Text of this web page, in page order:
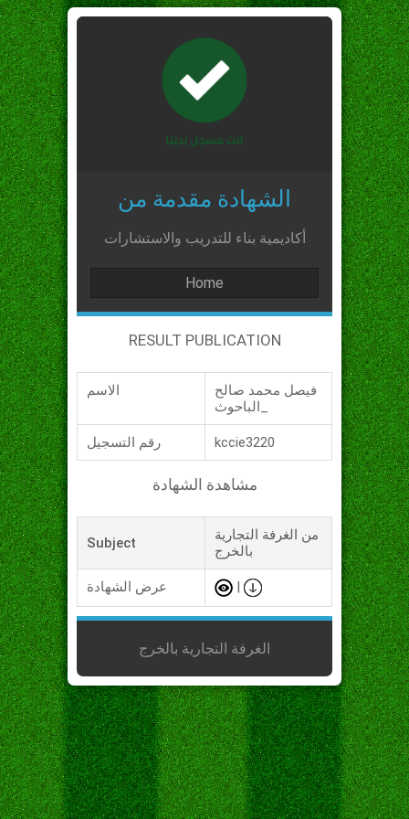
الشهادة مقدمة من
أكاديمية بناء للتدريب والاستشارات
Home
RESULT PUBLICATION
الاسم
فيصل محمد صالح
رقم التسجيل kccie3220
مشاهدة الشهادة
Subject
من الغرفة التجارية
بالخرج
عرض الشهادة
الغرفة التجارية بالخرج